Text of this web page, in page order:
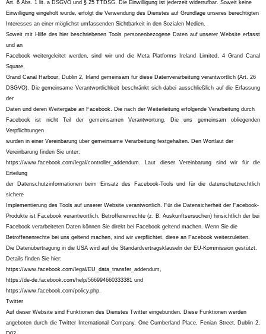
Art. 6 Abs. 1 lit. a DSGVO und § 25 TTDSG. Die Einwilligung ist jederzeit widerrufbar. Soweit keine
Einwilligung eingeholt wurde, erfolgt die Verwendung des Dienstes auf Grundlage unseres berechtigten
Interesses an einer möglichst umfassenden Sichtbarkeit in den Sozialen Medien.
Soweit mit Hilfe des hier beschriebenen Tools personenbezogene Daten auf unserer Website erfasst
und an
Facebook weitergeleitet werden, sind wir und die Meta Platforms Ireland Limited, 4 Grand Canal
Square,
Grand Canal Harbour, Dublin 2, Irland gemeinsam für diese Datenverarbeitung verantwortlich (Art. 26
DSGVO). Die gemeinsame Verantwortlichkeit beschränkt sich dabei ausschließlich auf die Erfassung
der
Daten und deren Weitergabe an Facebook. Die nach der Weiterleitung erfolgende Verarbeitung durch
Facebook ist nicht Teil der gemeinsamen Verantwortung. Die uns gemeinsam obliegenden
Verpflichtungen
wurden in einer Vereinbarung über gemeinsame Verarbeitung festgehalten. Den Wortlaut der
Vereinbarung finden Sie unter:
https://www.facebook.com/legal/controller_addendum. Laut dieser Vereinbarung sind wir für die
Erteilung
der Datenschutzinformationen beim Einsatz des Facebook-Tools und für die datenschutzrechtlich
sichere
Implementierung des Tools auf unserer Website verantwortlich. Für die Datensicherheit der Facebook-
Produkte ist Facebook verantwortlich. Betroffenenrechte (z. B. Auskunftsersuchen) hinsichtlich der bei
Facebook verarbeiteten Daten können Sie direkt bei Facebook geltend machen. Wenn Sie die
Betroffenenrechte bei uns geltend machen, sind wir verpflichtet, diese an Facebook weiterzuleiten.
Die Datenübertragung in die USA wird auf die Standardvertragsklauseln der EU-Kommission gestützt.
Details finden Sie hier:
https://www.facebook.com/legal/EU_data_transfer_addendum,
https://de-de.facebook.com/help/566994660333381 und
https://www.facebook.com/policy.php.
Twitter
Auf dieser Website sind Funktionen des Dienstes Twitter eingebunden. Diese Funktionen werden
angeboten durch die Twitter International Company, One Cumberland Place, Fenian Street, Dublin 2,